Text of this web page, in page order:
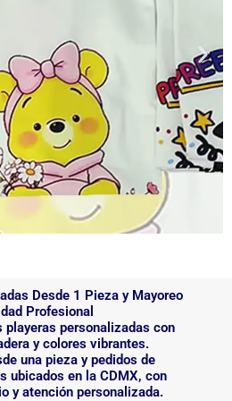
Desde 1 Pieza y Mayoreo
Profesional
playeras personalizadas con
y colores vibrantes.
una pieza y pedidos de
ubicados en la CDMX, con
y atención personalizada.